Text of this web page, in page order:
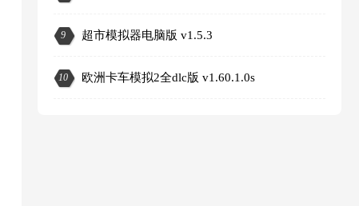
9 超市模拟器电脑版 v1.5.3
10 欧洲卡车模拟2全dlc版 v1.60.1.0s